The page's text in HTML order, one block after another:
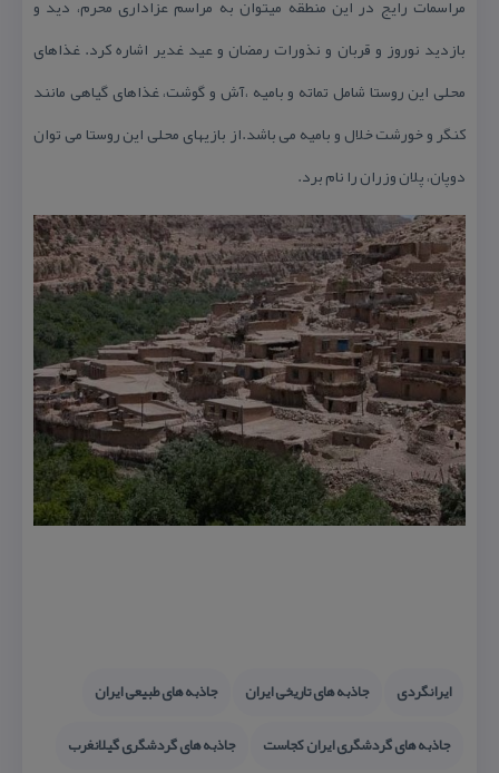
مراسمات رایج در این منطقه میتوان به مراسم عزاداری محرم، دید و
بازدید نوروز و قربان و نذورات رمضان و عید غدیر اشاره كرد. غذاهای
محلی این روستا شامل تماته و بامیه ،آش و گوشت، غذاهای گیاهی مانند
كنگر و خورشت خلال و بامیه می باشد.از بازیهای محلی این روستا می توان
دوپان، پلان وزران را نام برد.
ایرانگردی جاذبه های تاریخی ایران
جاذبه های طبیعی ایران
جاذبه های گردشگری ایران كجاست
جاذبه های گردشگری گیلانغرب